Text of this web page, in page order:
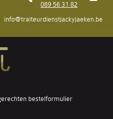
089 56 31 82
info@traiteurdienstjackyjaeken.be
bestelformulier